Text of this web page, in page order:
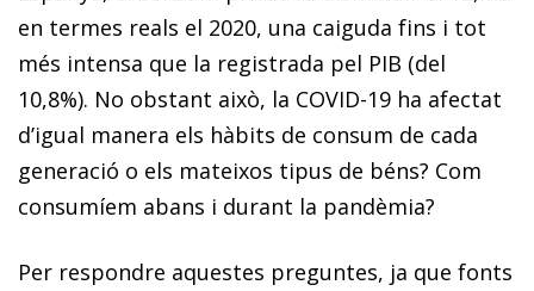
en termes reals el 2020, una caiguda fins i tot
més intensa que la registrada pel PIB (del
10,8%). No obstant això, la COVID-19 ha afectat
d’igual manera els hàbits de consum de cada
generació o els mateixos tipus de béns? Com
consumíem abans i durant la pandèmia?
Per respondre aquestes preguntes, ja que fonts